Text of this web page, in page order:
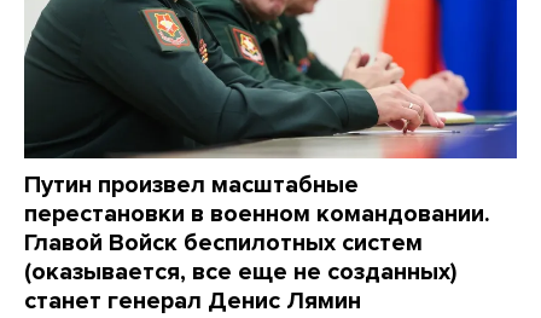
Путин произвел масштабные
перестановки в военном командовании.
Главой Войск беспилотных систем
(оказывается, все еще не созданных)
станет генерал Денис Лямин